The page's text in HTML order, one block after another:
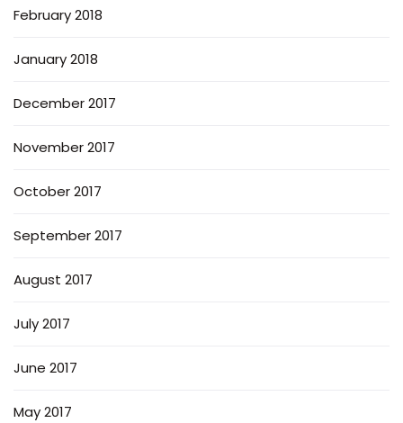
February 2018
January 2018
December 2017
November 2017
October 2017
September 2017
August 2017
July 2017
June 2017
May 2017